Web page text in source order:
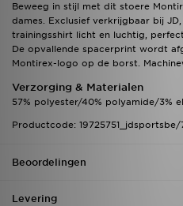
Beweeg in stijl met dit stoere
dames. Exclusief verkrijgbaar bij
trainingsshirt licht en luchtig,
De opvallende spacerprint wordt
Montirex-logo op de borst.
Verzorging & Materialen
57% polyester/40% polyamide/3%
Productcode: 19725751_jdsportsbe/
Beoordelingen
Levering